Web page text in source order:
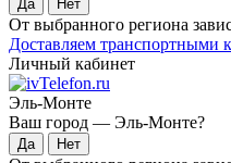
От выбранного региона
Доставляем транспортными
Личный кабинет
Эль-Монте
Ваш город — Эль-Монте?